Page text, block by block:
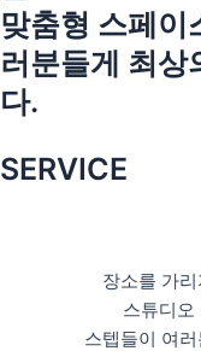
맞춤형 스페이
러분들게 최상
다.
SERVICE
장소를 가
스튜디오
스텝들이 여